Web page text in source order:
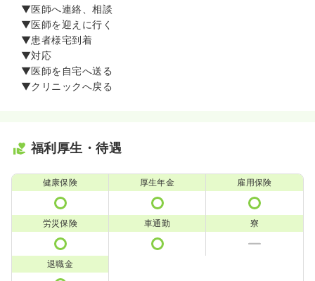
▼医師へ連絡、相談
▼医師を迎えに行く
▼患者様宅到着
▼対応
▼医師を自宅へ送る
▼クリニックへ戻る
福利厚生・待遇
健康保険 厚生年金 雇用保険
労災保険 車通勤 寮
退職金